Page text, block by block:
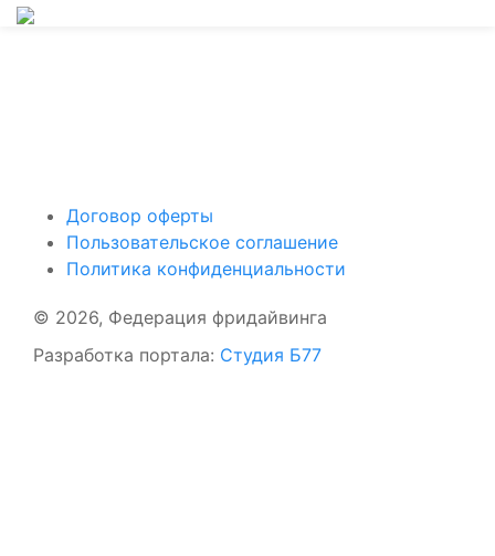
Договор оферты
Пользовательское соглашение
Политика конфиденциальности
© 2026, Федерация фридайвинга
Разработка портала: Студия Б77